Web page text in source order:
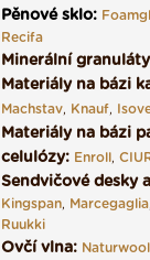
Pěnové sklo:
Recifa
Minerální
Materiály na bázi
Machstav, Knauf,
Materiály na bázi
celulózy: Enroll,
Sendvičové desky
Kingspan, Marcegaglia
Ruukki
Ovčí vlna: Naturwool